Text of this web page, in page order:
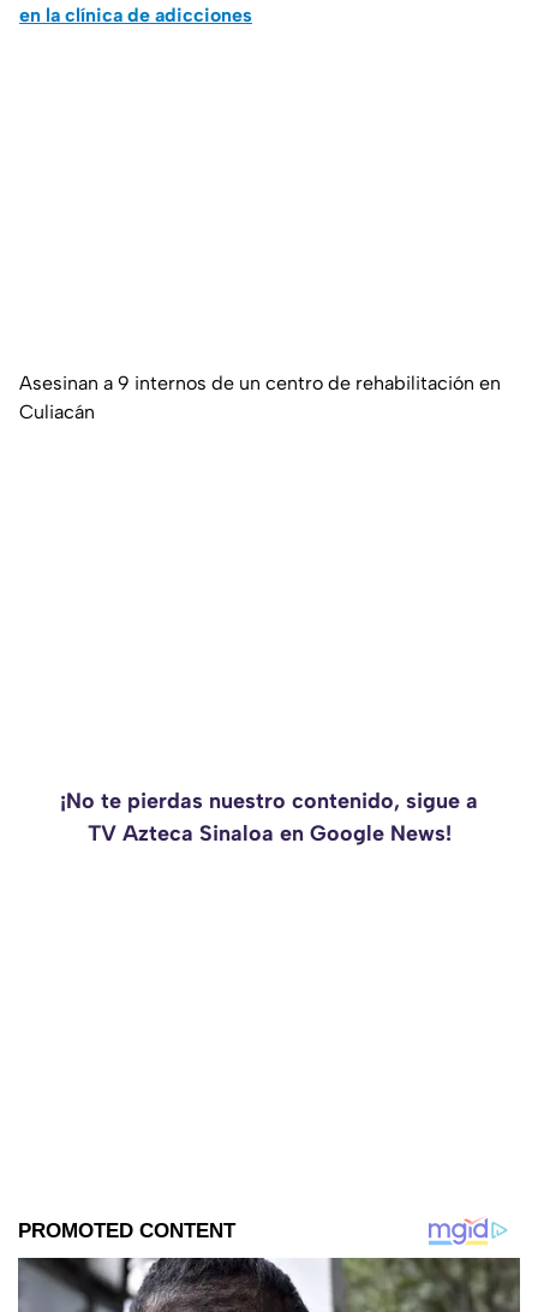
en la clínica de adicciones
Asesinan a 9 internos de un centro de rehabilitación en
Culiacán
¡No te pierdas nuestro contenido, sigue a
TV Azteca Sinaloa en Google News!